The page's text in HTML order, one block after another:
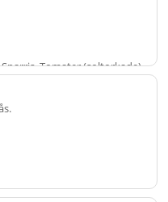
Tomater (soltorkade),
.